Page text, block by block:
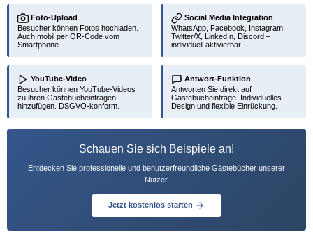
Foto-Upload
Besucher können Fotos hochladen.
Auch mobil per QR-Code vom
Smartphone.
Social Media Integration
WhatsApp, Facebook, Instagram,
Twitter/X, LinkedIn, Discord –
individuell aktivierbar.
YouTube-Video
Besucher können YouTube-Videos
zu ihren Gästebucheinträgen
hinzufügen. DSGVO-konform.
Antwort-Funktion
Antworten Sie direkt auf
Gästebucheinträge. Individuelles
Design und flexible Einrückung.
Schauen Sie sich Beispiele an!
Entdecken Sie professionelle und benutzerfreundliche Gästebücher unserer
Nutzer.
Jetzt kostenlos starten